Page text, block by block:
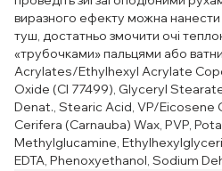
виразного ефекту можна
туш, достатньо змочити очі
«трубочками» пальцями або
Acrylates/Ethylhexyl Acrylate
Oxide (CI 77499), Glyceryl
Denat., Stearic Acid, VP/Eicosene
Cerifera (Carnauba) Wax, PVP,
Methylglucamine,
EDTA, Phenoxyethanol, Sodium